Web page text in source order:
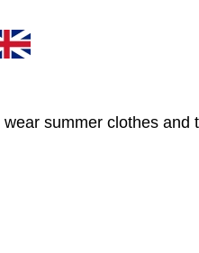
summer clothes and